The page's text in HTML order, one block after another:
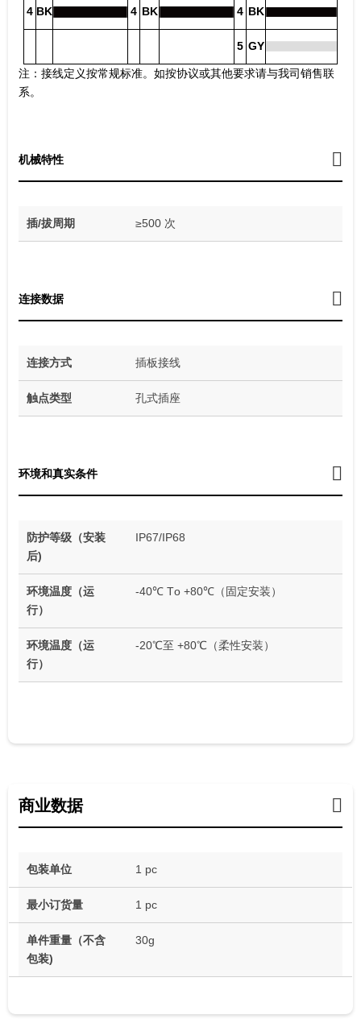
4 BK 4 BK 4 BK
5 GY
注：接线定义按常规标准。如按协议或其他要求请与我司销售联
系。
机械特性
插/拔周期 ≥500 次
连接数据
连接方式 插板接线
触点类型 孔式插座
环境和真实条件
防护等级（安装
后)
IP67/IP68
环境温度（运
行）
-40℃ Tо +80℃（固定安装）
环境温度（运
行）
-20℃至 +80℃（柔性安装）
商业数据
包装单位 1 pc
最小订货量 1 pc
单件重量（不含
包装)
30g